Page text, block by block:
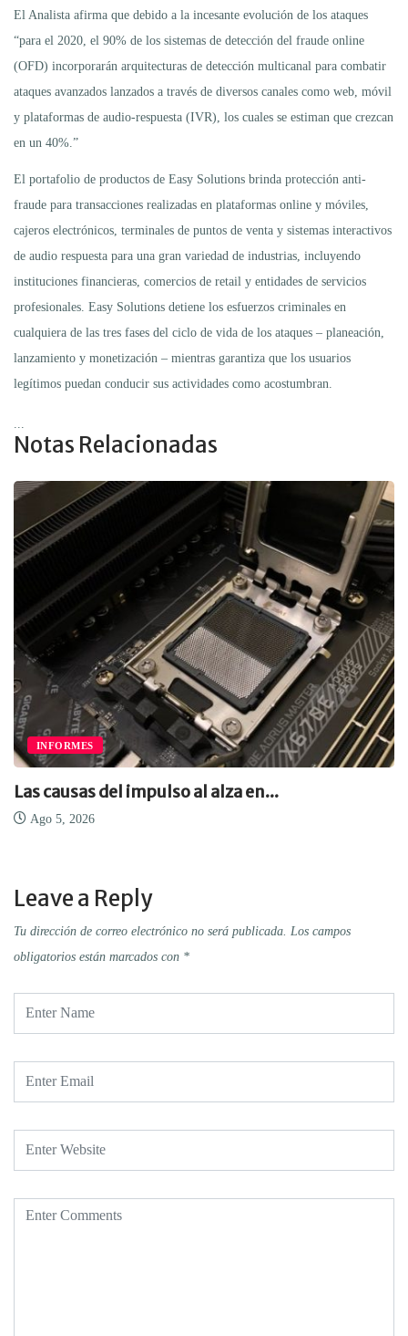
El Analista afirma que debido a la incesante evolución de los ataques
“para el 2020, el 90% de los sistemas de detección del fraude online
(OFD) incorporarán arquitecturas de detección multicanal para combatir
ataques avanzados lanzados a través de diversos canales como web, móvil
y plataformas de audio-respuesta (IVR), los cuales se estiman que crezcan
en un 40%.”
El portafolio de productos de Easy Solutions brinda protección anti-
fraude para transacciones realizadas en plataformas online y móviles,
cajeros electrónicos, terminales de puntos de venta y sistemas interactivos
de audio respuesta para una gran variedad de industrias, incluyendo
instituciones financieras, comercios de retail y entidades de servicios
profesionales. Easy Solutions detiene los esfuerzos criminales en
cualquiera de las tres fases del ciclo de vida de los ataques – planeación,
lanzamiento y monetización – mientras garantiza que los usuarios
legítimos puedan conducir sus actividades como acostumbran.
Notas Relacionadas
INFORMES
Las causas del impulso al alza en...
Ago 5, 2026
Leave a Reply
Tu dirección de correo electrónico no será publicada. Los campos
obligatorios están marcados con *